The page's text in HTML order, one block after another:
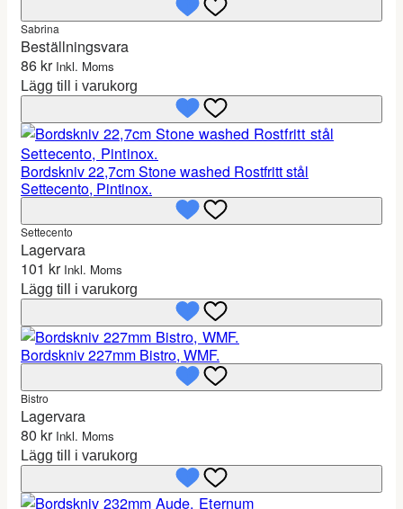
Sabrina
Beställningsvara
86 kr Inkl. Moms
Lägg till i varukorg
Bordskniv 22,7cm Stone washed Rostfritt stål
Settecento, Pintinox.
Settecento
Lagervara
101 kr Inkl. Moms
Lägg till i varukorg
Bordskniv 227mm Bistro, WMF.
Bistro
Lagervara
80 kr Inkl. Moms
Lägg till i varukorg